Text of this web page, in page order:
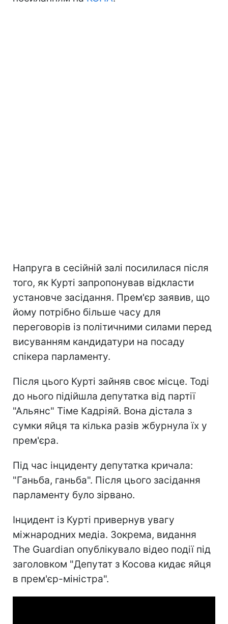
Напруга в сесійній залі посилилася після
того, як Курті запропонував відкласти
установче засідання. Прем'єр заявив, що
йому потрібно більше часу для
переговорів із політичними силами перед
висуванням кандидатури на посаду
спікера парламенту.
Після цього Курті зайняв своє місце. Тоді
до нього підійшла депутатка від партії
"Альянс" Тіме Кадріяй. Вона дістала з
сумки яйця та кілька разів жбурнула їх у
прем'єра.
Під час інциденту депутатка кричала:
"Ганьба, ганьба". Після цього засідання
парламенту було зірвано.
Інцидент із Курті привернув увагу
міжнародних медіа. Зокрема, видання
The Guardian опублікувало відео події під
заголовком "Депутат з Косова кидає яйця
в прем'єр-міністра".